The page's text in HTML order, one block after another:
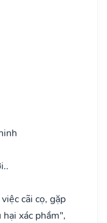
cãi cọ, gặp
xác phầm",